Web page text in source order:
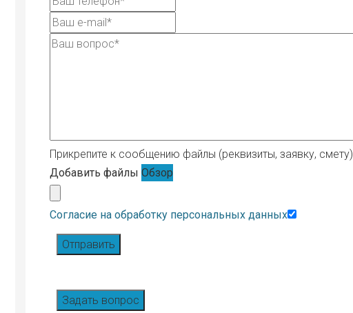
Прикрепите к сообщению файлы (реквизиты, заявку, смету)
Добавить файлы Обзор
Согласие на обработку персональных данных
Отправить
Задать вопрос